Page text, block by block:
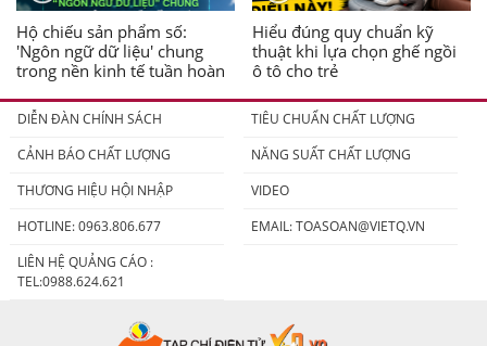
Hộ chiếu sản phẩm số:
'Ngôn ngữ dữ liệu' chung
trong nền kinh tế tuần hoàn
Hiểu đúng quy chuẩn kỹ
thuật khi lựa chọn ghế ngồi
ô tô cho trẻ
DIỄN ĐÀN CHÍNH SÁCH
TIÊU CHUẨN CHẤT LƯỢNG
CẢNH BÁO CHẤT LƯỢNG
NĂNG SUẤT CHẤT LƯỢNG
THƯƠNG HIỆU HỘI NHẬP
VIDEO
HOTLINE: 0963.806.677
EMAIL:TOASOAN@VIETQ.VN
LIÊN HỆ QUẢNG CÁO :
TEL:0988.624.621